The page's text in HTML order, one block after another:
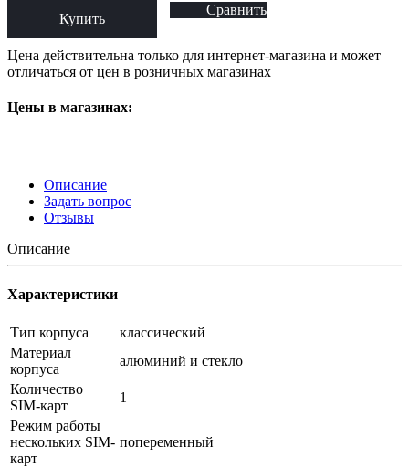
Купить
Сравнить
Цена действительна только для интернет-магазина и может
отличаться от цен в розничных магазинах
Цены в магазинах:
Описание
Задать вопрос
Отзывы
Описание
Характеристики
Тип корпуса
классический
Материал
корпуса
алюминий и стекло
Количество
SIM-карт
1
Режим работы
нескольких SIM-
карт
попеременный